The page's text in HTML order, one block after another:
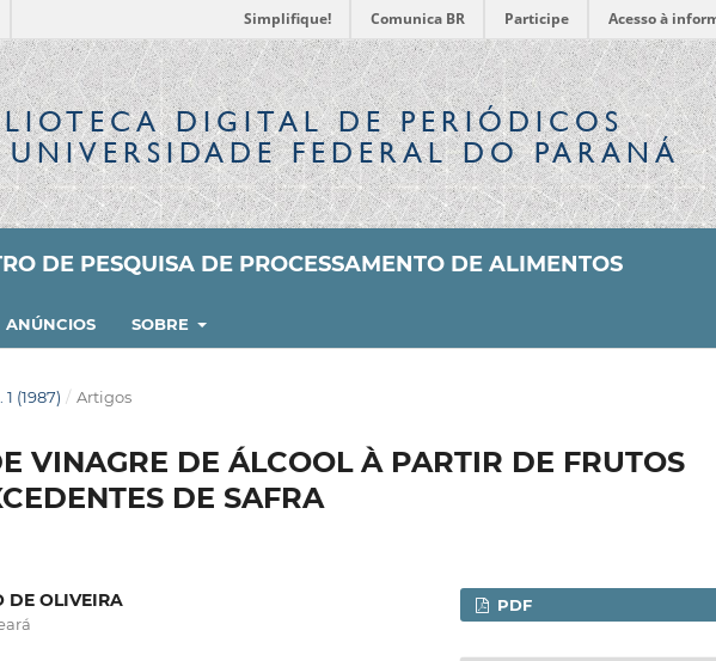
Simplifique! Comunica BR Participe Acesso à
DIGITALDE PERIÓDICOS
FEDERAL DO PARANÁ
DE PESQUISA DE PROCESSAMENTO DE ALIMENTOS
ANÚNCIOS SOBRE
1 (1987) / Artigos
VINAGRE DE ÁLCOOL À PARTIR DE FRUTOS
DE SAFRA
DE OLIVEIRA PDF